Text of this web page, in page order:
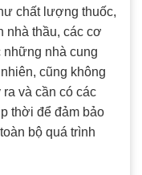
chất lượng thuốc,
nhà thầu, các cơ
nhà cung
cũng không
và cần có các
thời để đảm bảo
bộ quá trình